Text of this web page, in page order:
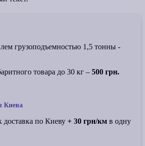
грузоподъемностью 1,5 тонны -
товара до 30 кг – 500 грн.
Киева
доставка по Киеву + 30 грн/км в одну